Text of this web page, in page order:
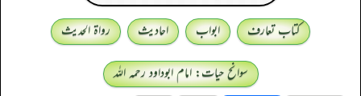
کتاب تعارف ابواب احادیث
رواۃ الحدیث
سوانح حیات: امام ابوداود رحمہ اللہ